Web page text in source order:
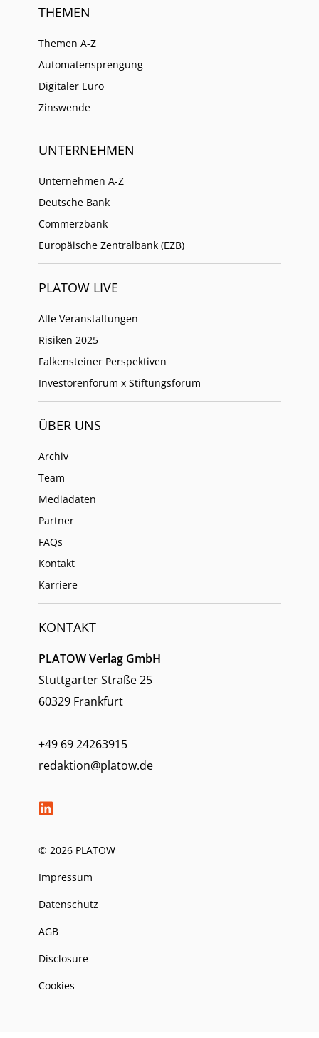
THEMEN
Themen A-Z
Automatensprengung
Digitaler Euro
Zinswende
UNTERNEHMEN
Unternehmen A-Z
Deutsche Bank
Commerzbank
Europäische Zentralbank (EZB)
PLATOW LIVE
Alle Veranstaltungen
Risiken 2025
Falkensteiner Perspektiven
Investorenforum x Stiftungsforum
ÜBER UNS
Archiv
Team
Mediadaten
Partner
FAQs
Kontakt
Karriere
KONTAKT
PLATOW Verlag GmbH
Stuttgarter Straße 25
60329 Frankfurt
+49 69 24263915
redaktion@platow.de
© 2026 PLATOW
Impressum
Datenschutz
AGB
Disclosure
Cookies